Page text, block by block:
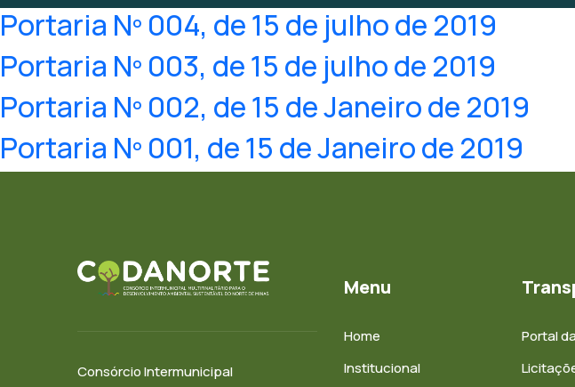
Portaria Nº 004, de 15 de julho de 2019
Portaria Nº 003, de 15 de julho de 2019
Portaria Nº 002, de 15 de Janeiro de 2019
Portaria Nº 001, de 15 de Janeiro de 2019
Consórcio Intermunicipal
Menu
Home
Institucional
Portal